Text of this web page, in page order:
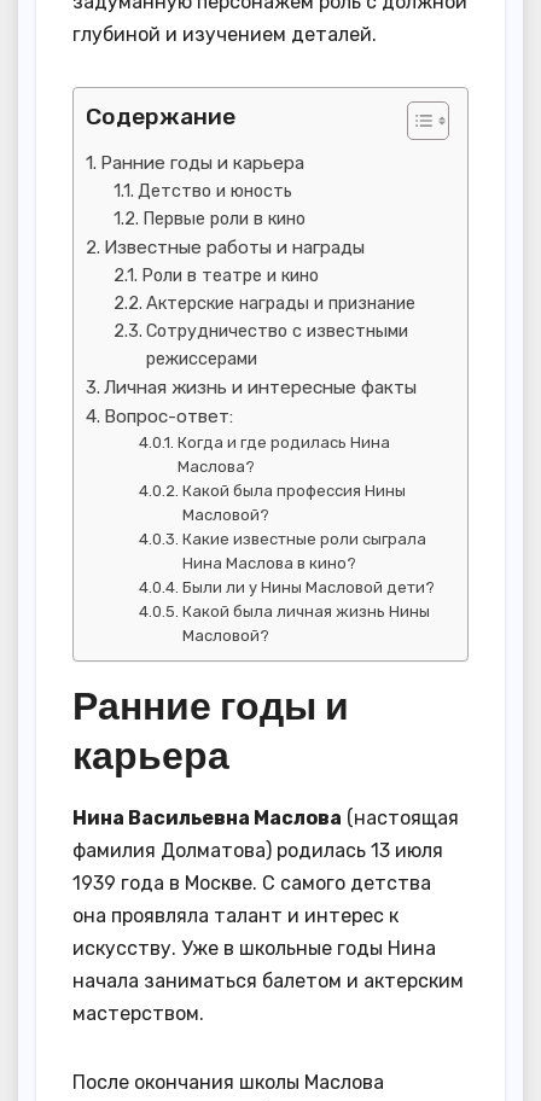
глубиной и изучением деталей.
Содержание
Ранние годы и карьера
Детство и юность
Первые роли в кино
Известные работы и награды
Роли в театре и кино
Актерские награды и признание
Сотрудничество с известными
режиссерами
Личная жизнь и интересные факты
Вопрос-ответ:
Когда и где родилась Нина
Маслова?
Какой была профессия Нины
Масловой?
Какие известные роли сыграла
Нина Маслова в кино?
Были ли у Нины Масловой дети?
Какой была личная жизнь Нины
Масловой?
Ранние годы и
карьера
Нина Васильевна Маслова (настоящая
фамилия Долматова) родилась 13 июля
1939 года в Москве. С самого детства
она проявляла талант и интерес к
искусству. Уже в школьные годы Нина
начала заниматься балетом и актерским
мастерством.
После окончания школы Маслова